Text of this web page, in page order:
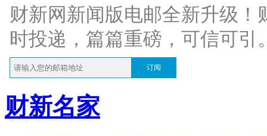
财新网新闻版电邮全新升级
时投递，篇篇重磅，可信可引
订阅
财新名家